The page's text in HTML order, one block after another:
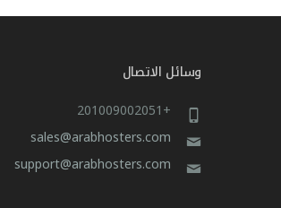
وسائل الاتصال
+201009002051
sales@arabhosters.com
support@arabhosters.com